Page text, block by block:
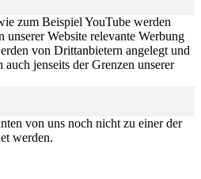
zum Beispiel YouTube werden
unserer Website relevante Werbung
von Drittanbietern angelegt und
jenseits der Grenzen unserer
von uns noch nicht zu einer der
werden.